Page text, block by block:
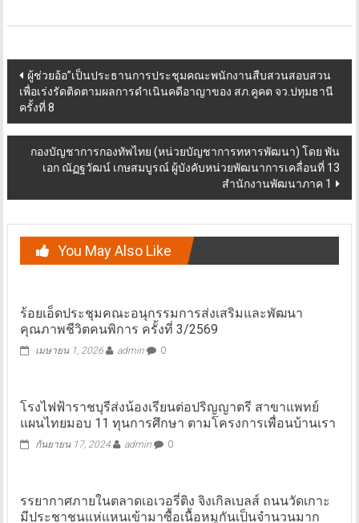
Post
navigation
ผู้ช่วยอ้อ”เป็นประธานการประชุมคณะพนักงานสืบสวนสอบสวน
เพื่อเร่งรัดติดตามผลการดำเนินคดีอาญาของ สภ.คูคต จว.ปทุมธานี
ครั้งที่ 8
กองบัญชาการกองทัพไทย (หน่วยบัญชาการทหารพัฒนา) โดย พัน
เอก ณัฏฐวัฒน์ เกษสมบูรณ์ ผู้บังคับหน่วยพัฒนาการเคลื่อนที่ 13
สำนักงานพัฒนาภาค 1
You May Also Like
ร้อยเอ็ดประชุมคณะอนุกรรมการส่งเสริมและพัฒนา
คุณภาพชีวิตคนพิการ ครั้งที่ 3/2569
เมษายน 1, 2026 admin 0
โรงไฟฟ้าราชบุรีส่งน้องเรียนต่อปริญญาตรี สาขาแพทย์
แผนไทยมอบ 11 ทุนการศึกษา ตามโครงการเพื่อนบ้านเรา
กันยายน 17, 2024 admin 0
รรยากาศภายในตลาดเอเวอรี่ติง จิงเกิลเบลส์ ถนนวัดเกาะ
มีประชาชนแห่แหนเข้ามาซื้อเนื้อหมูกันเป็นจำนวนมาก